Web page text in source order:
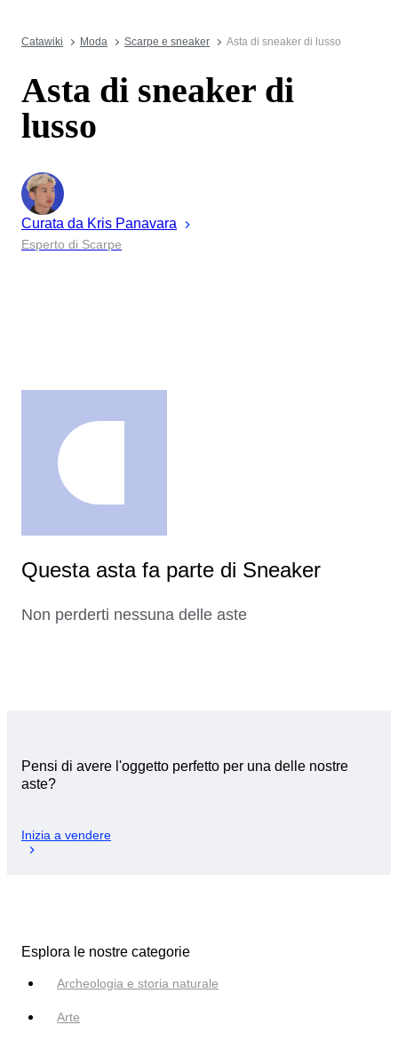
Catawiki Moda Scarpe e sneaker Asta di sneaker di lusso
Asta di sneaker di
lusso
Curata da Kris Panavara
Esperto di Scarpe
Questa asta fa parte di Sneaker
Non perderti nessuna delle aste
Pensi di avere l'oggetto perfetto per una delle nostre
aste?
Inizia a vendere
Esplora le nostre categorie
Archeologia e storia naturale
Arte